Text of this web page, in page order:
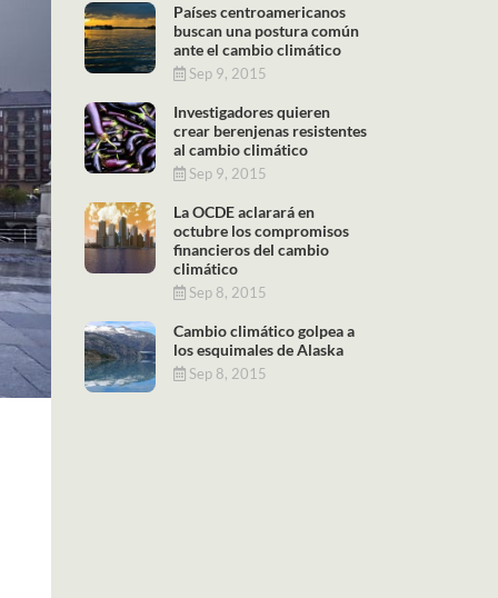
Países centroamericanos
buscan una postura común
ante el cambio climático
Sep 9, 2015
Investigadores quieren
crear berenjenas resistentes
al cambio climático
Sep 9, 2015
La OCDE aclarará en
octubre los compromisos
financieros del cambio
climático
Sep 8, 2015
Cambio climático golpea a
los esquimales de Alaska
Sep 8, 2015